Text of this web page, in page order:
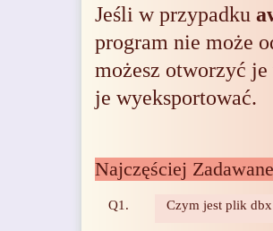
Jeśli w przypadku
program nie może
możesz otworzyć
je wyeksportować.
Najczęściej
Q1. Czym jest plik